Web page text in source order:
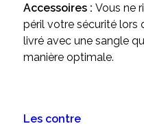
Accessoires : Vous ne
péril votre sécurité lors
livré avec une sangle
manière optimale.
Les contre